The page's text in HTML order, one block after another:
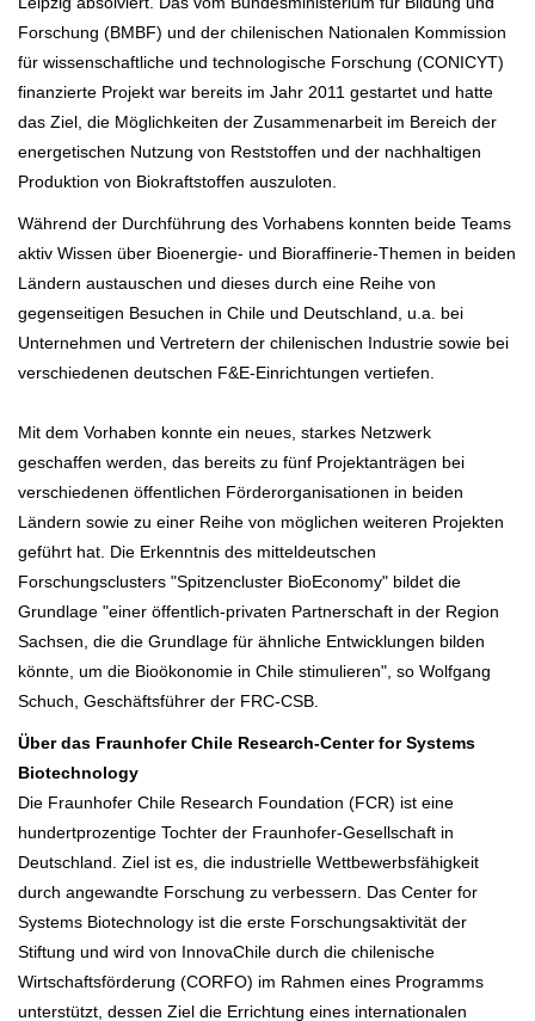
Forschung (BMBF) und der chilenischen Nationalen Kommission
für wissenschaftliche und technologische Forschung (CONICYT)
finanzierte Projekt war bereits im Jahr 2011 gestartet und hatte
das Ziel, die Möglichkeiten der Zusammenarbeit im Bereich der
energetischen Nutzung von Reststoffen und der nachhaltigen
Produktion von Biokraftstoffen auszuloten.
Während der Durchführung des Vorhabens konnten beide Teams
aktiv Wissen über Bioenergie- und Bioraffinerie-Themen in beiden
Ländern austauschen und dieses durch eine Reihe von
gegenseitigen Besuchen in Chile und Deutschland, u.a. bei
Unternehmen und Vertretern der chilenischen Industrie sowie bei
verschiedenen deutschen F&E-Einrichtungen vertiefen.
Mit dem Vorhaben konnte ein neues, starkes Netzwerk
geschaffen werden, das bereits zu fünf Projektanträgen bei
verschiedenen öffentlichen Förderorganisationen in beiden
Ländern sowie zu einer Reihe von möglichen weiteren Projekten
geführt hat. Die Erkenntnis des mitteldeutschen
Forschungsclusters "Spitzencluster BioEconomy" bildet die
Grundlage "einer öffentlich-privaten Partnerschaft in der Region
Sachsen, die die Grundlage für ähnliche Entwicklungen bilden
könnte, um die Bioökonomie in Chile stimulieren", so Wolfgang
Schuch, Geschäftsführer der FRC-CSB.
Über das Fraunhofer Chile Research-Center for Systems
Biotechnology
Die Fraunhofer Chile Research Foundation (FCR) ist eine
hundertprozentige Tochter der Fraunhofer-Gesellschaft in
Deutschland. Ziel ist es, die industrielle Wettbewerbsfähigkeit
durch angewandte Forschung zu verbessern. Das Center for
Systems Biotechnology ist die erste Forschungsaktivität der
Stiftung und wird von InnovaChile durch die chilenische
Wirtschaftsförderung (CORFO) im Rahmen eines Programms
unterstützt, dessen Ziel die Errichtung eines internationalen